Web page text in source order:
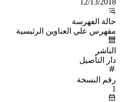
حالة الفهرسة
مفهرس علي العناوين الرئيسية
الناشر
دار التأصيل
رقم النسخة
1